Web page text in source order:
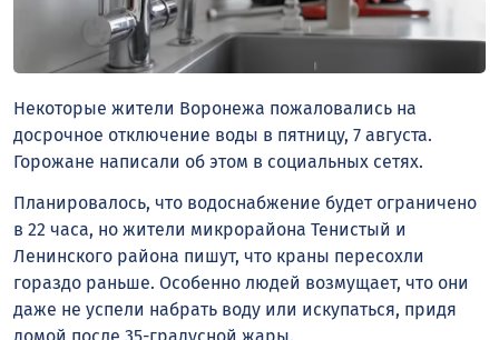
Некоторые жители Воронежа пожаловались на
досрочное отключение воды в пятницу, 7 августа.
Горожане написали об этом в социальных сетях.
Планировалось, что водоснабжение будет ограничено
в 22 часа, но жители микрорайона Тенистый и
Ленинского района пишут, что краны пересохли
гораздо раньше. Особенно людей возмущает, что они
даже не успели набрать воду или искупаться, придя